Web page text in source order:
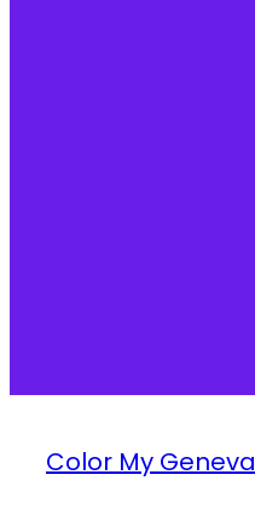
Color My Geneva